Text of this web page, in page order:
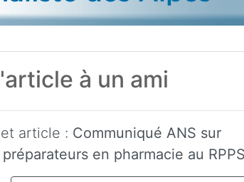
à un ami
article : Communiqué ANS sur
en pharmacie au RPPS